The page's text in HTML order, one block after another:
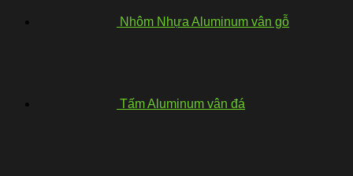
Nhôm Nhựa Aluminum vân gỗ
Tấm Aluminum vân đá